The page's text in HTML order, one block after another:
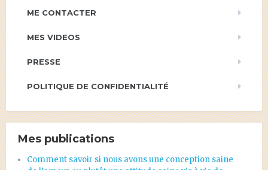
ME CONTACTER
MES VIDEOS
PRESSE
POLITIQUE DE CONFIDENTIALITÉ
Mes publications
Comment savoir si nous avons une conception saine